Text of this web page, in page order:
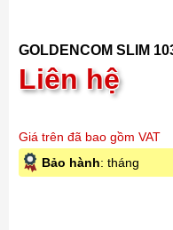
GOLDENCOM SLIM
Liên hệ
Giá trên đã bao gồm VAT
Bảo hành: tháng